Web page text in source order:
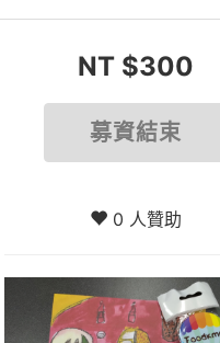
NT $300
募資結束
0 人贊助